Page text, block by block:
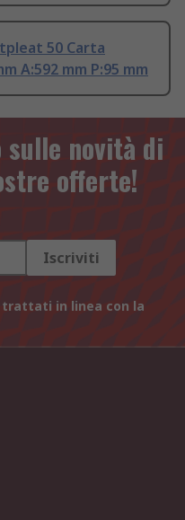
50 Carta
A:592 mm P:95 mm
novità di
offerte!
Iscriviti
in linea con la